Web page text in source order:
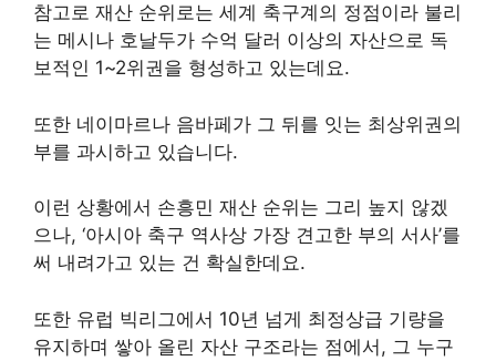
참고로 재산 순위로는 세계 축구계의 정점이라 불리
는 메시나 호날두가 수억 달러 이상의 자산으로 독
보적인 1~2위권을 형성하고 있는데요.
또한 네이마르나 음바페가 그 뒤를 잇는 최상위권의
부를 과시하고 있습니다.
이런 상황에서 손흥민 재산 순위는 그리 높지 않겠
으나, ‘아시아 축구 역사상 가장 견고한 부의 서사’를
써 내려가고 있는 건 확실한데요.
또한 유럽 빅리그에서 10년 넘게 최정상급 기량을
유지하며 쌓아 올린 자산 구조라는 점에서, 그 누구